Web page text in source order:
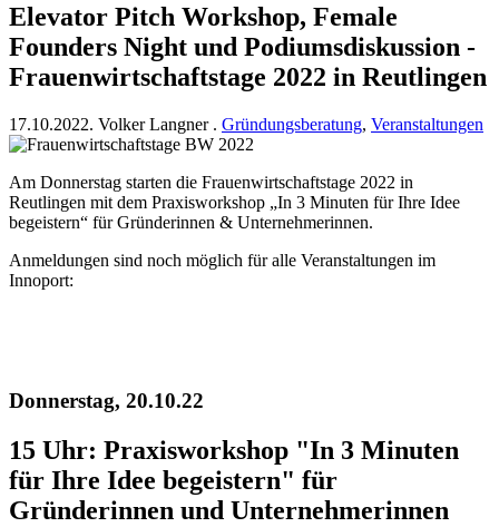
Elevator Pitch Workshop, Female
Founders Night und Podiumsdiskussion -
Frauenwirtschaftstage 2022 in Reutlingen
17.10.2022. Volker Langner. Gründungsberatung, Veranstaltungen
Am Donnerstag starten die Frauenwirtschaftstage 2022 in
Reutlingen mit dem Praxisworkshop „In 3 Minuten für Ihre Idee
begeistern“ für Gründerinnen & Unternehmerinnen.
Anmeldungen sind noch möglich für alle Veranstaltungen im
Innoport:
Donnerstag, 20.10.22
15 Uhr: Praxisworkshop "In 3 Minuten
für Ihre Idee begeistern" für
Gründerinnen und Unternehmerinnen